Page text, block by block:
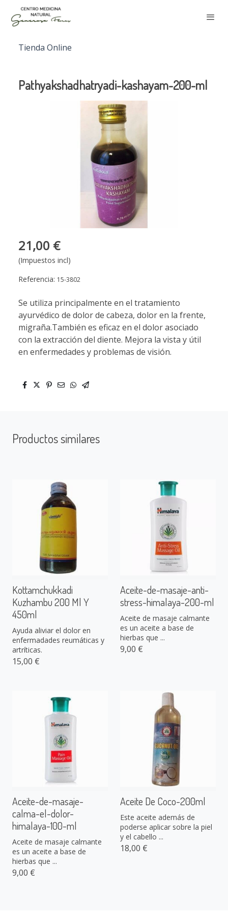
Tienda Online
Pathyakshadhatryadi-kashayam-200-ml
21,00 €
(Impuestos incl)
Referencia: 15-3802
Se utiliza principalmente en el tratamiento
ayurvédico de dolor de cabeza, dolor en la frente,
migraña.También es eficaz en el dolor asociado
con la extracción del diente. Mejora la vista y útil
en enfermedades y problemas de visión.
Productos similares
Kottamchukkadi
Kuzhambu 200 Ml Y
450ml
Ayuda aliviar el dolor en
enfermadades reumáticas y
artríticas.
15,00 €
Aceite-de-masaje-anti-
stress-himalaya-200-ml
Aceite de masaje calmante
es un aceite a base de
hierbas que ...
9,00 €
Aceite-de-masaje-
calma-el-dolor-
himalaya-100-ml
Aceite de masaje calmante
es un aceite a base de
hierbas que ...
9,00 €
Aceite De Coco-200ml
Este aceite además de
poderse aplicar sobre la piel
y el cabello ...
18,00 €